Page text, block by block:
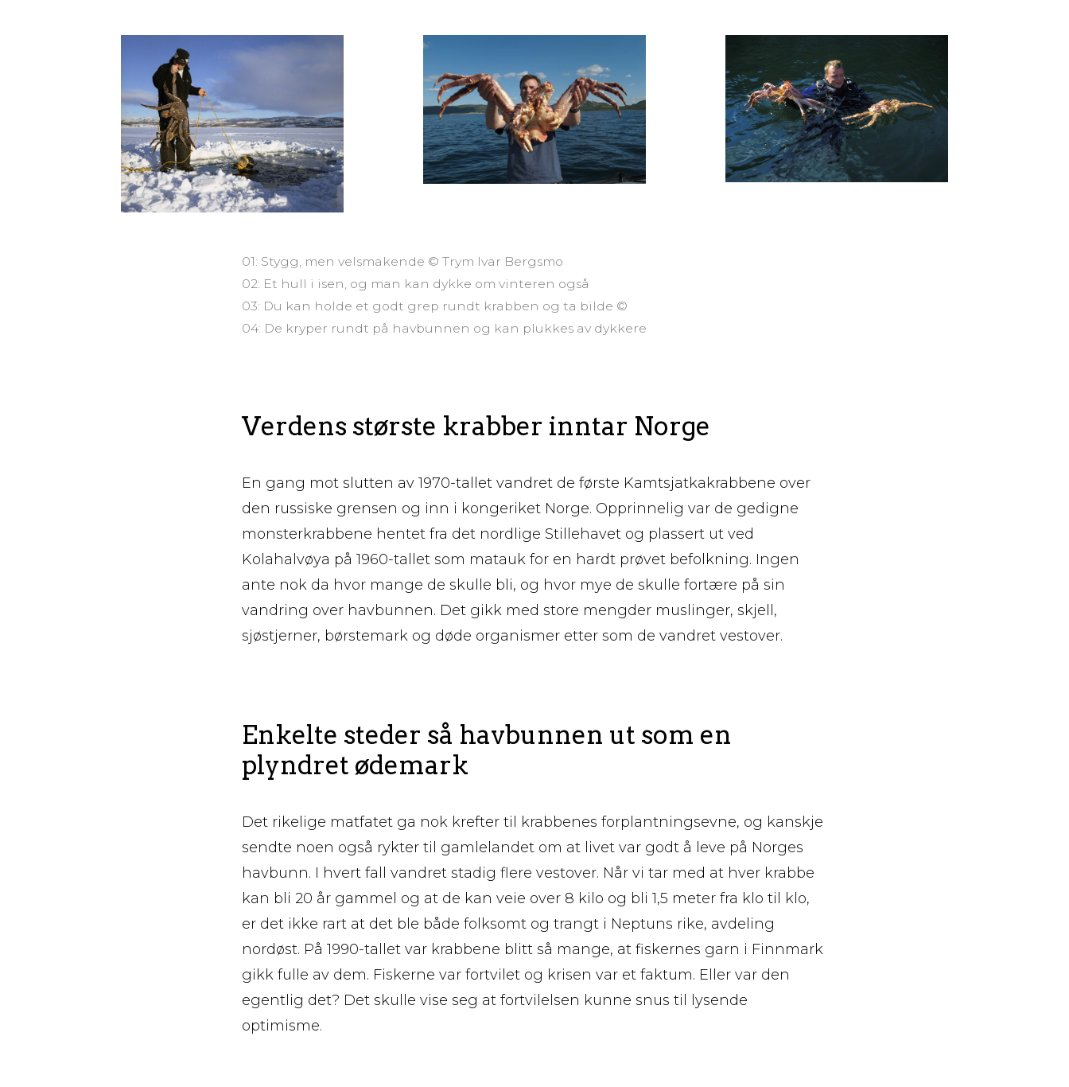
01: Stygg, men velsmakende © Trym Ivar Bergsmo
02: Et hull i isen, og man kan dykke om vinteren også
03: Du kan holde et godt grep rundt krabben og ta bilde ©
04: De kryper rundt på havbunnen og kan plukkes av dykkere
Verdens største krabber inntar Norge
En gang mot slutten av 1970-tallet vandret de første Kamtsjatkakrabbene over
den russiske grensen og inn i kongeriket Norge. Opprinnelig var de gedigne
monsterkrabbene hentet fra det nordlige Stillehavet og plassert ut ved
Kolahalvøya på 1960-tallet som matauk for en hardt prøvet befolkning. Ingen
ante nok da hvor mange de skulle bli, og hvor mye de skulle fortære på sin
vandring over havbunnen. Det gikk med store mengder muslinger, skjell,
sjøstjerner, børstemark og døde organismer etter som de vandret vestover.
Enkelte steder så havbunnen ut som en
plyndret ødemark
Det rikelige matfatet ga nok krefter til krabbenes forplantningsevne, og kanskje
sendte noen også rykter til gamlelandet om at livet var godt å leve på Norges
havbunn. I hvert fall vandret stadig flere vestover. Når vi tar med at hver krabbe
kan bli 20 år gammel og at de kan veie over 8 kilo og bli 1,5 meter fra klo til klo,
er det ikke rart at det ble både folksomt og trangt i Neptuns rike, avdeling
nordøst. På 1990-tallet var krabbene blitt så mange, at fiskernes garn i Finnmark
gikk fulle av dem. Fiskerne var fortvilet og krisen var et faktum. Eller var den
egentlig det? Det skulle vise seg at fortvilelsen kunne snus til lysende
optimisme.